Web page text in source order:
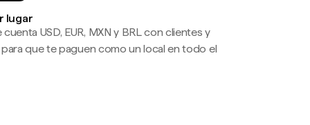
lugar
USD, EUR, MXN y BRL con clientes y
que te paguen como un local en todo el